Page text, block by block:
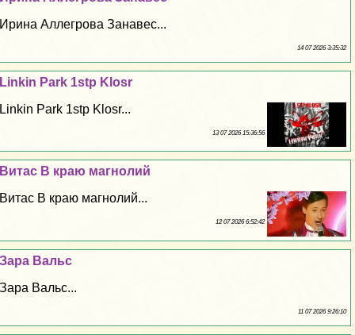
Ирина Аллегрова Занавес...
14 07 2026 3:35:32
Linkin Park 1stp Klosr
Linkin Park 1stp Klosr...
13 07 2026 15:36:56
Витас В краю магнолий
Витас В краю магнолий...
12 07 2026 6:52:42
Зара Вальс
Зара Вальс...
11 07 2026 9:26:10